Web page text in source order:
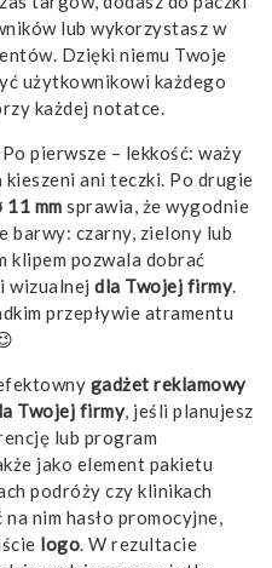
lub wykorzystasz w
Dzięki niemu Twoje
użytkownikowi każdego
każdej notatce.
pierwsze – lekkość: waży
kieszeni ani teczki. Po drugie
11 mm sprawia, że wygodnie
barwy: czarny, zielony lub
klipem pozwala dobrać
wizualnej dla Twojej firmy.
przepływie atramentu
gadżet reklamowy
Twojej firmy, jeśli planujesz
lub program
jako element pakietu
podróży czy klinikach
nim hasło promocyjne,
logo. W rezultacie